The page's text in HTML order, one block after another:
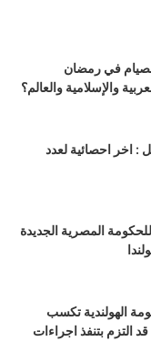
في رمضان
الاربعاء 1 ابريل : اخر احصائية لعدد
المصرية الجديدة
..الحكومة الهولندية تكسب
التزم بتنفذ اجراءات